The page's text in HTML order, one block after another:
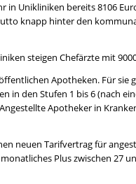
in Unikliniken bereits 8106
knapp hinter den
steigen Chefärzte mit
Apotheken. Für
den Stufen 1 bis 6 (nach
Apotheker in
neuen Tarifvertrag für
Plus zwischen